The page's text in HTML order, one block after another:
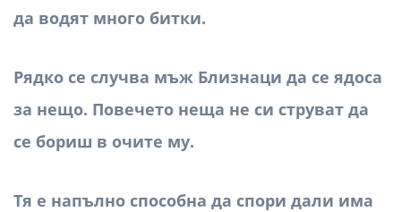
да водят много битки.
Рядко се случва мъж Близнаци да се ядоса
за нещо. Повечето неща не си струват да
се бориш в очите му.
Тя е напълно способна да спори дали има